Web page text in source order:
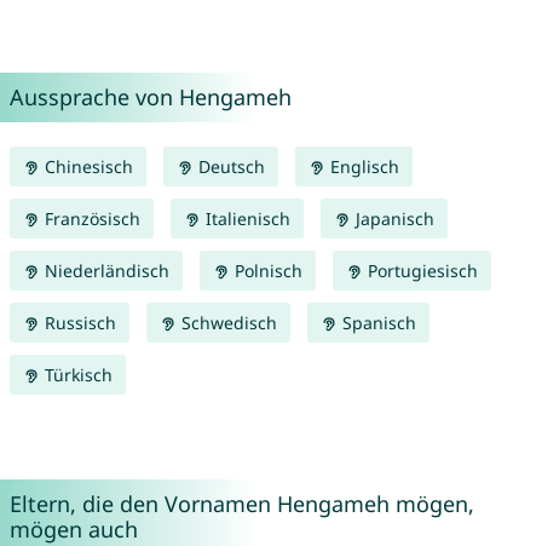
Aussprache von Hengameh
Chinesisch Deutsch Englisch
Französisch Italienisch Japanisch
Niederländisch Polnisch Portugiesisch
Russisch Schwedisch Spanisch
Türkisch
Eltern, die den Vornamen Hengameh mögen,
mögen auch